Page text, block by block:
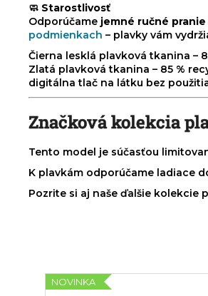
🧼 Starostlivosť
Odporúčame jemné ručné pranie
podmienkach – plavky vám
Čierna lesklá plavková tkanina –
Zlatá plavková tkanina – 85 %
digitálna tlač na látku bez
Značková kolekcia
Tento model je súčasťou
K plavkám odporúčame ladiace
Pozrite si aj naše ďalšie kolekcie
NOVINKA